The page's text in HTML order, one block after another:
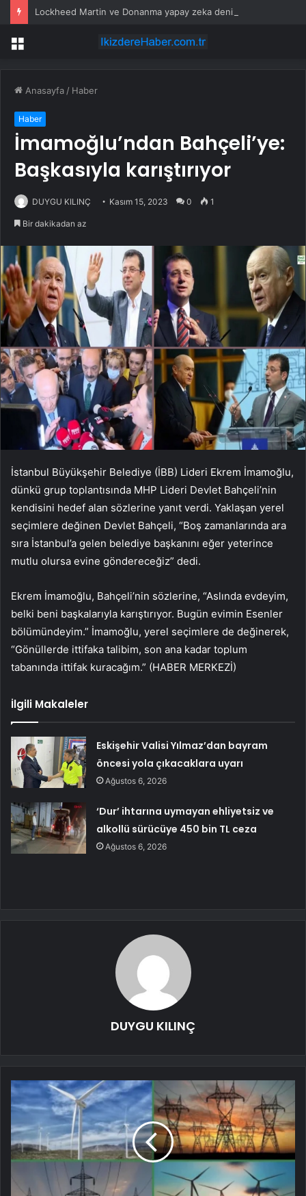
Menü
Anasayfa / Haber
Haber
İmamoğlu’ndan Bahçeli’ye:
Başkasıyla karıştırıyor
DUYGU KILINÇ Kasım 15, 2023 0 1
Bir dakikadan az
İstanbul Büyükşehir Belediye (İBB) Lideri Ekrem İmamoğlu,
dünkü grup toplantısında MHP Lideri Devlet Bahçeli’nin
kendisini hedef alan sözlerine yanıt verdi. Yaklaşan yerel
seçimlere değinen Devlet Bahçeli, “Boş zamanlarında ara
sıra İstanbul’a gelen belediye başkanını eğer yeterince
mutlu olursa evine göndereceğiz” dedi.
Ekrem İmamoğlu, Bahçeli’nin sözlerine, “Aslında evdeyim,
belki beni başkalarıyla karıştırıyor. Bugün evimin Esenler
bölümündeyim.” İmamoğlu, yerel seçimlere de değinerek,
“Gönüllerde ittifaka talibim, son ana kadar toplum
tabanında ittifak kuracağım.” (HABER MERKEZİ)
İlgili Makaleler
Eskişehir Valisi Yılmaz’dan bayram
öncesi yola çıkacaklara uyarı
Ağustos 6, 2026
‘Dur’ ihtarına uymayan ehliyetsiz ve
alkollü sürücüye 450 bin TL ceza
Ağustos 6, 2026
DUYGU KILINÇ